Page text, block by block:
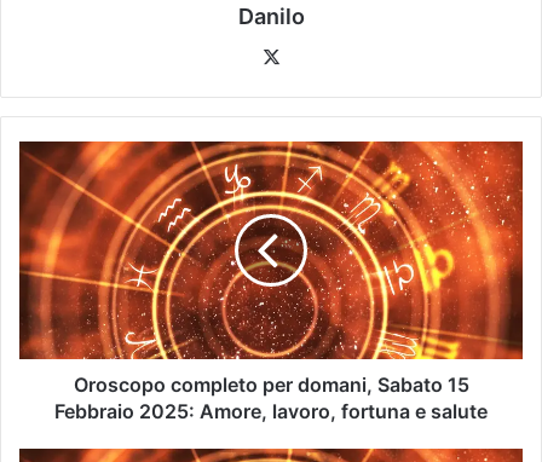
Danilo
Oroscopo completo per domani, Sabato 15
Febbraio 2025: Amore, lavoro, fortuna e salute